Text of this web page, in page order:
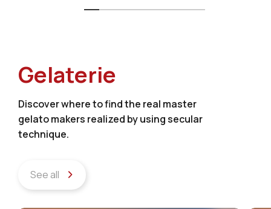
Gelaterie
Discover where to find the real master
gelato makers realized by using secular
technique.
See all